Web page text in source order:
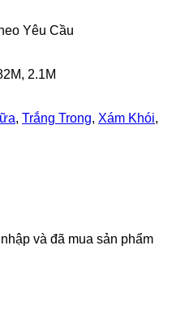
Yêu Cầu
2.1M
, Trắng Trong, Xám Khói,
và đã mua sản phẩm